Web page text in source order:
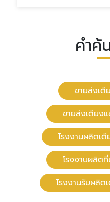
คำค้
ขายส่งเตี
ขายส่งเตียงแ
โรงงานผลิตเ
โรงงานผลิต
โรงงานรับผลิ